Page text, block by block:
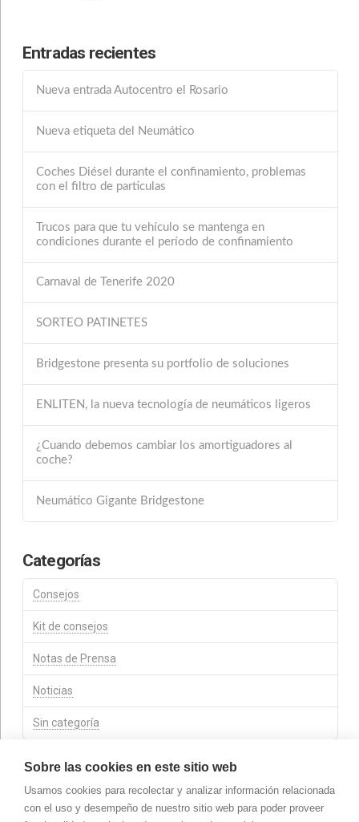
Entradas recientes
Nueva entrada Autocentro el Rosario
Nueva etiqueta del Neumático
Coches Diésel durante el confinamiento, problemas
con el filtro de particulas
Trucos para que tu vehículo se mantenga en
condiciones durante el período de confinamiento
Carnaval de Tenerife 2020
SORTEO PATINETES
Bridgestone presenta su portfolio de soluciones
ENLITEN, la nueva tecnología de neumáticos ligeros
¿Cuando debemos cambiar los amortiguadores al
coche?
Neumático Gigante Bridgestone
Categorías
Consejos
Kit de consejos
Notas de Prensa
Noticias
Sin categoría
TRABAJA CON NOSOTROS CONTACTO
AVISO LEGAL
Sobre las cookies en este sitio web
Usamos cookies para recolectar y analizar información relacionada
con el uso y desempeño de nuestro sitio web para poder proveer